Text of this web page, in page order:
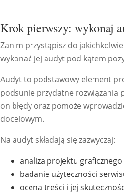
Krok pierwszy: wykonaj
Zanim przystąpisz do
wykonać jej audyt pod kątem
Audyt to podstawowy element
podsunie przydatne rozwiązania
on błędy oraz pomoże
docelowym.
Na audyt składają się zazwyczaj:
analiza projektu
badanie użyteczności
ocena treści i jej